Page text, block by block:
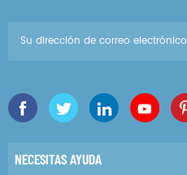
NECESITAS AYUDA